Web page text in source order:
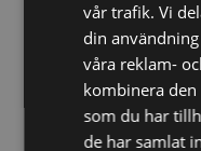
I kommersiella
parterna avtalar
preskription,
vår trafik. Vi
din
våra reklam-
kombinera
som du har
de har samlat